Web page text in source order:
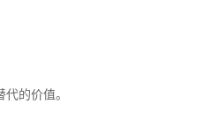
的价值。